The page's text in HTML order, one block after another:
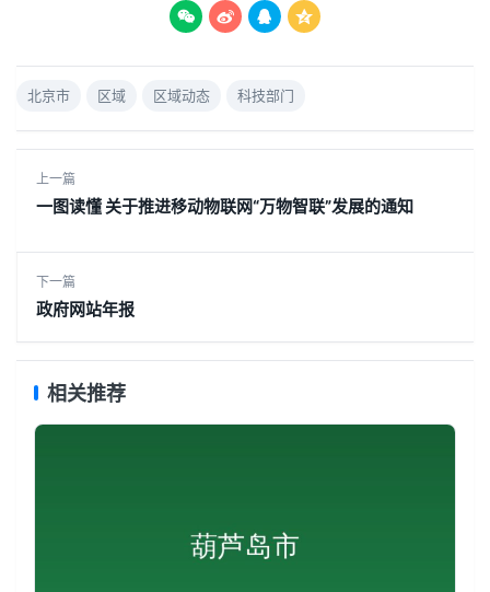
   
北京市 区域 区域动态 科技部门
上一篇
一图读懂 关于推进移动物联网“万物智联”发展的通知
下一篇
政府网站年报
相关推荐